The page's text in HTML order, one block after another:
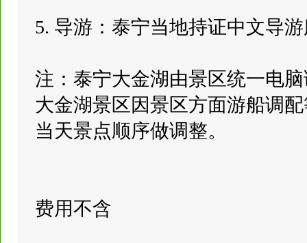
5. 导游：泰宁当地持证中文导
注：泰宁大金湖由景区统一电
大金湖景区因景区方面游船调
当天景点顺序做调整。
费用不含